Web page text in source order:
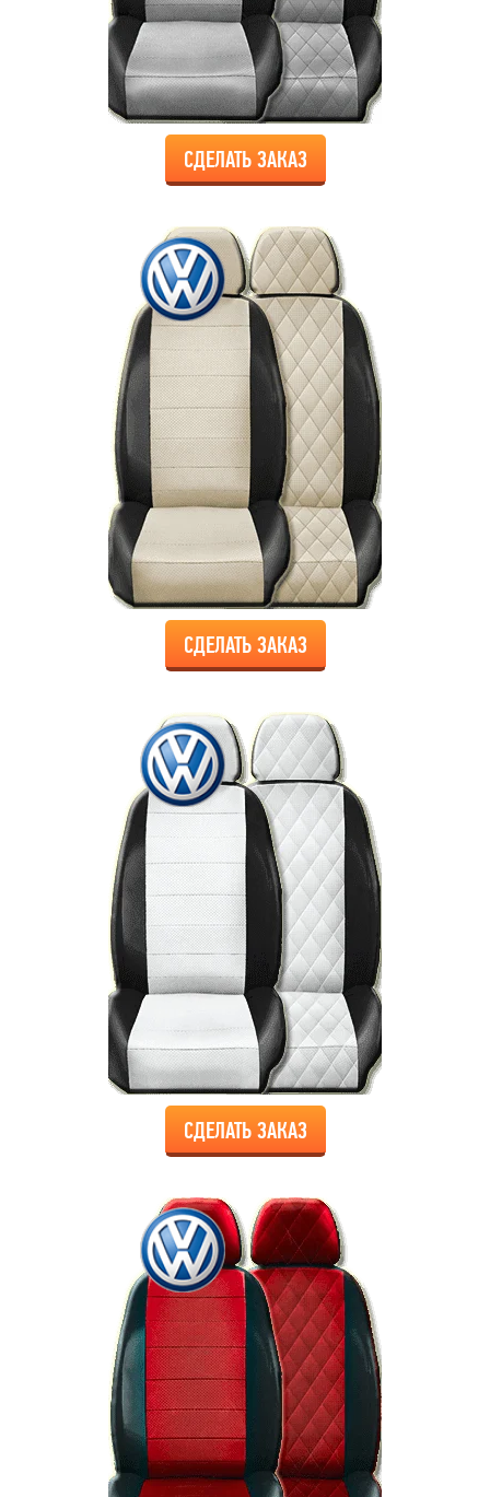
СДЕЛАТЬ ЗАКАЗ
СДЕЛАТЬ ЗАКАЗ
СДЕЛАТЬ ЗАКАЗ